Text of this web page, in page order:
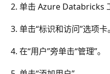
单击 Azure Databricks
单击“标识和访问”选项卡。
在“用户”旁单击“管理”。